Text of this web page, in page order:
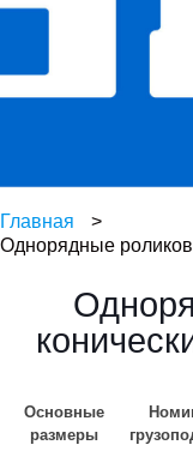
Главная
>
Однорядные
Основные
размеры